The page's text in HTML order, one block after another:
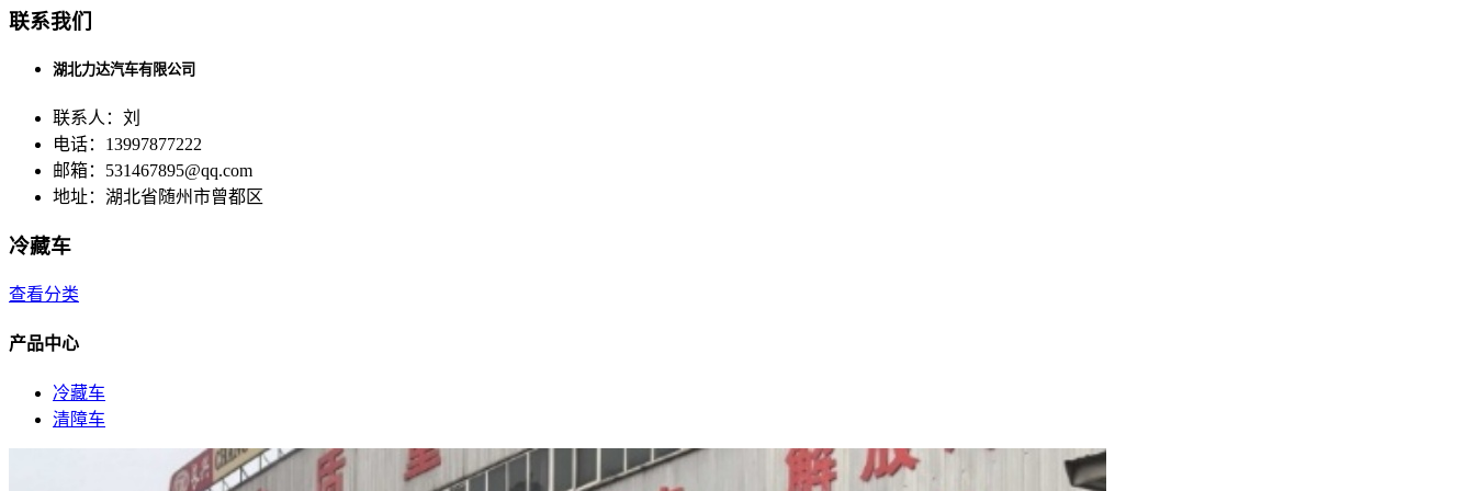
联系我们
湖北力达汽车有限公司
联系人：刘
电话：13997877222
邮箱：531467895@qq.com
地址：湖北省随州市曾都区
冷藏车
查看分类
产品中心
冷藏车
清障车